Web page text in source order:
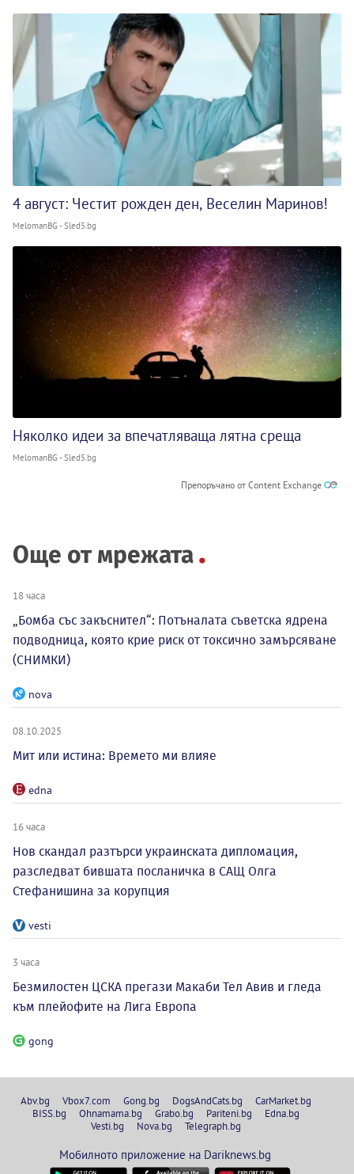
4 август: Честит рожден ден, Веселин Маринов!
MelomanBG - Sled5.bg
Няколко идеи за впечатляваща лятна среща
MelomanBG - Sled5.bg
Препоръчано от Content Exchange
Още от мрежата
18 часа
„Бомба със закъснител“: Потъналата съветска ядрена
подводница, която крие риск от токсично замърсяване
(СНИМКИ)
nova
08.10.2025
Мит или истина: Времето ми влияе
edna
16 часа
Нов скандал разтърси украинската дипломация,
разследват бившата посланичка в САЩ Олга
Стефанишина за корупция
vesti
3 часа
Безмилостен ЦСКА прегази Макаби Тел Авив и гледа
към плейофите на Лига Европа
gong
Abv.bg Vbox7.com Gong.bg DogsAndCats.bg
CarMarket.bg
BISS.bg
Ohnamama.bg Grabo.bg Pariteni.bg
Edna.bg
Vesti.bg
Nova.bg Telegraph.bg
Мобилното приложение на Dariknews.bg